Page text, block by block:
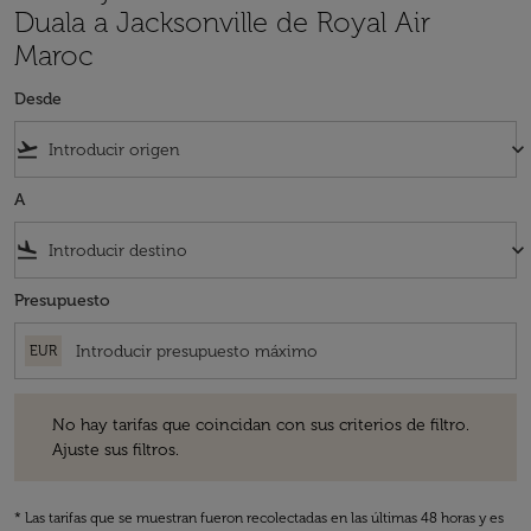
Duala a Jacksonville de Royal Air
Maroc
Desde
flight_takeoff keyboard_arrow_down
A
flight_land keyboard_arrow_down
Presupuesto
EUR
No hay tarifas que coincidan con sus criterios de filtro.
Ajuste sus filtros.
* Las tarifas que se muestran fueron recolectadas en las últimas 48 horas y es